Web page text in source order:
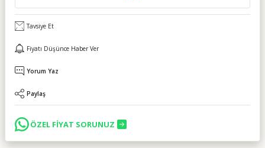
Tavsiye Et
Fiyatı Düşünce Haber Ver
Yorum Yaz
Paylaş
ÖZEL FİYAT SORUNUZ